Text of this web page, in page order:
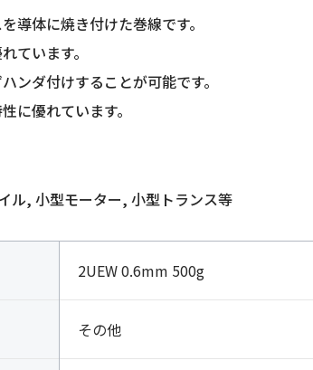
線)
個
導体に焼き付けた巻線です。
ています。
ンダ付けすることが可能です。
に優れています。
ル, 小型モーター, 小型トランス等
2UEW 0.6mm 500g
その他